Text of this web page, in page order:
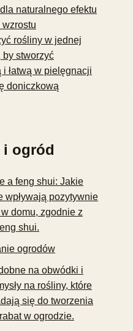
naturalnego efektu
rośliny w jednej
by stworzyć
i łatwą w pielęgnacji
doniczkową
i ogród
a feng shui: Jakie
wpływają pozytywnie
domu, zgodnie z
shui.
ogrodów
na obwódki i
na rośliny, które
się do tworzenia
w ogrodzie.